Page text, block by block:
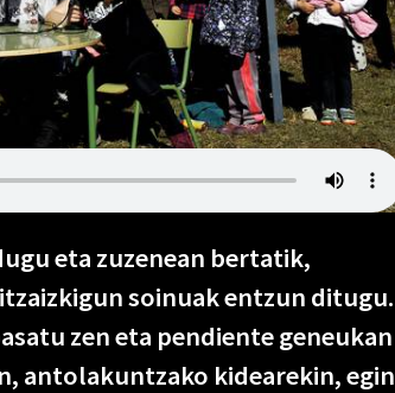
eta zuzenean bertatik,
soinuak entzun ditugu.
zen eta pendiente geneukan
antolakuntzako kidearekin, egin